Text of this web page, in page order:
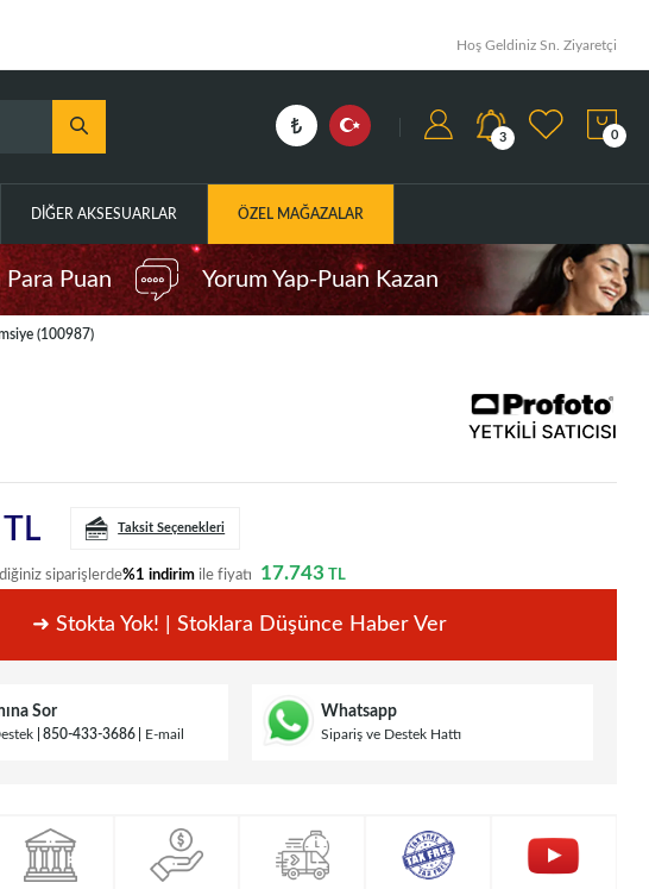
Hoş Geldiniz Sn. Ziyaretçi
3 0
DIĞER AKSESUARLAR ÖZEL MAĞAZALAR
Puan Yorum Yap-Puan Kazan
(100987)
Taksit Seçenekleri
siparişlerde%1 indirim ile fiyatı 17.743 TL
➜ Stokta Yok! | Stoklara Düşünce Haber Ver
Sor
850-433-3686 E-mail
Whatsapp
Sipariş ve Destek Hattı